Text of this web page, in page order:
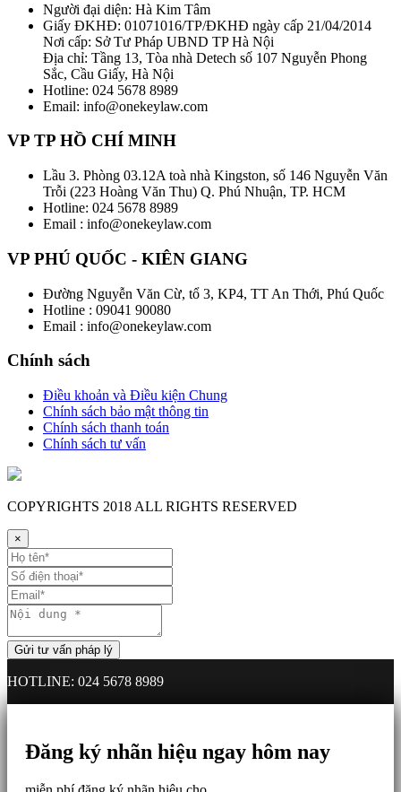
Người đại diện: Hà Kim Tâm
Giấy ĐKHĐ: 01071016/TP/ĐKHĐ ngày cấp 21/04/2014
Nơi cấp: Sở Tư Pháp UBND TP Hà Nội
Địa chỉ: Tầng 13, Tòa nhà Detech số 107 Nguyễn Phong
Sắc, Cầu Giấy, Hà Nội
Hotline: 024 5678 8989
Email: info@onekeylaw.com
VP TP HỒ CHÍ MINH
Lầu 3. Phòng 03.12A toà nhà Kingston, số 146 Nguyễn Văn
Trỗi (223 Hoàng Văn Thu) Q. Phú Nhuận, TP. HCM
Hotline: 024 5678 8989
Email : info@onekeylaw.com
VP PHÚ QUỐC - KIÊN GIANG
Đường Nguyễn Văn Cừ, tổ 3, KP4, TT An Thới, Phú Quốc
Hotline : 09041 90080
Email : info@onekeylaw.com
Chính sách
Điều khoản và Điều kiện Chung
Chính sách bảo mật thông tin
Chính sách thanh toán
Chính sách tư vấn
COPYRIGHTS 2018 ALL RIGHTS RESERVED
×
HOTLINE: 024 5678 8989
Đăng ký nhãn hiệu ngay hôm nay